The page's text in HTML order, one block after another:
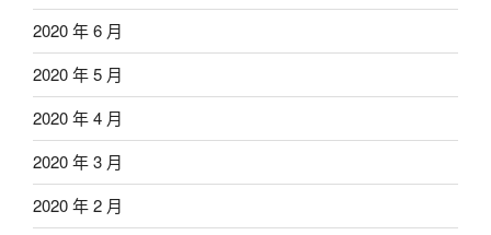
2020 年 6 月
2020 年 5 月
2020 年 4 月
2020 年 3 月
2020 年 2 月